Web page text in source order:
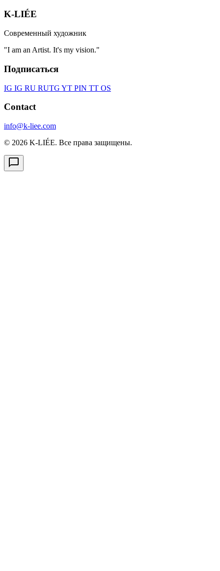
K-LIÉE
Современный художник
"I am an Artist. It's my vision."
Подписаться
IG IG RU RUTG YT PIN TT OS
Contact
info@k-liee.com
© 2026 K-LIÉE. Все права защищены.